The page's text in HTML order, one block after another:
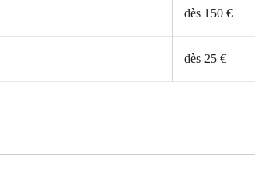
dès 150 €
dès 25 €